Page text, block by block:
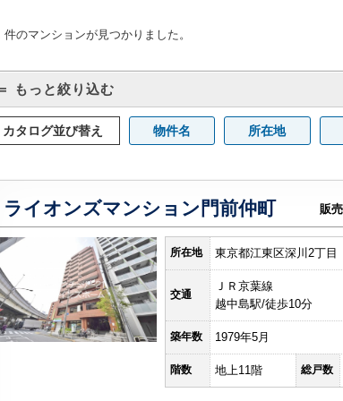
件のマンションが見つかりました。
もっと絞り込む
カタログ並び替え 物件名 所在地
ライオンズマンション門前仲町 販
所在地 東京都江東区深川2丁目
交通
ＪＲ京葉線
越中島駅/徒歩10分
築年数 1979年5月
階数 地上11階 総戸数